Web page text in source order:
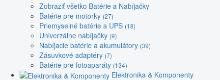
Zobraziť všetko Batérie a Nabíjačky
Batérie pre motorky (27)
Priemyselné batérie a UPS (18)
Univerzálne nabíjačky (9)
Nabíjacie batérie a akumulátory (39)
Zásuvkové adaptéry (7)
Batérie pre fotoaparáty (134)
Elektronika & Komponenty